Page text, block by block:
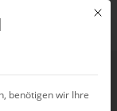
Mit
benötigen wir Ihre